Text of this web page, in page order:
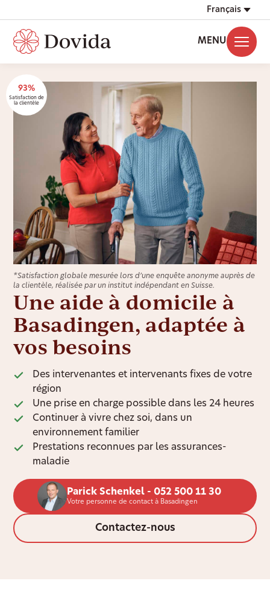
Français
MENU
93%
Satisfaction de
la clientèle
*Satisfaction globale mesurée lors d’une enquête anonyme auprès de
la clientèle, réalisée par un institut indépendant en Suisse.
Une aide à domicile à
Basadingen, adaptée à
vos besoins
Des intervenantes et intervenants fixes de votre
région
Une prise en charge possible dans les 24 heures
Continuer à vivre chez soi, dans un
environnement familier
Prestations reconnues par les assurances-
maladie
Parick Schenkel - 052 500 11 30
Votre personne de contact à Basadingen
Contactez-nous